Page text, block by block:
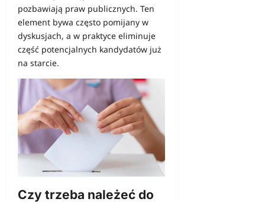
pozbawiają praw publicznych. Ten
element bywa często pomijany w
dyskusjach, a w praktyce eliminuje
część potencjalnych kandydatów już
na starcie.
Czy trzeba należeć do